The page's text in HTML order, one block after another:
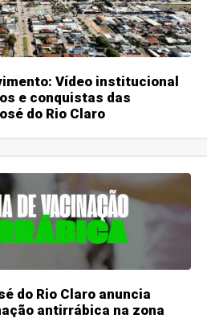
Vídeo institucional
e conquistas das
do Rio Claro
do Rio Claro anuncia
antirrábica na zona